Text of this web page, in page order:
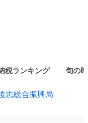
税ランキング 旬の
志総合振興局